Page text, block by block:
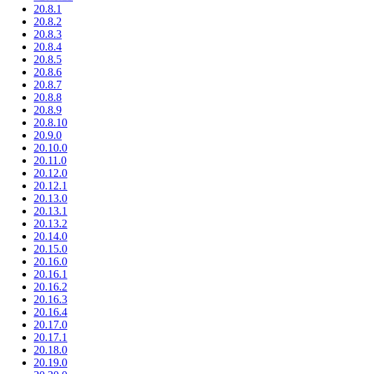
20.8.1
20.8.2
20.8.3
20.8.4
20.8.5
20.8.6
20.8.7
20.8.8
20.8.9
20.8.10
20.9.0
20.10.0
20.11.0
20.12.0
20.12.1
20.13.0
20.13.1
20.13.2
20.14.0
20.15.0
20.16.0
20.16.1
20.16.2
20.16.3
20.16.4
20.17.0
20.17.1
20.18.0
20.19.0